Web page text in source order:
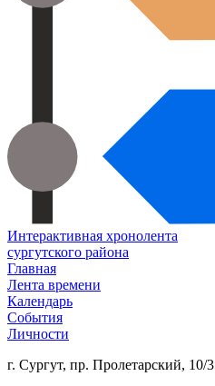
Интерактивная хронолента
сургутского района
Главная
Лента времени
Календарь
События
Личности
г. Сургут, пр. Пролетарский, 10/3